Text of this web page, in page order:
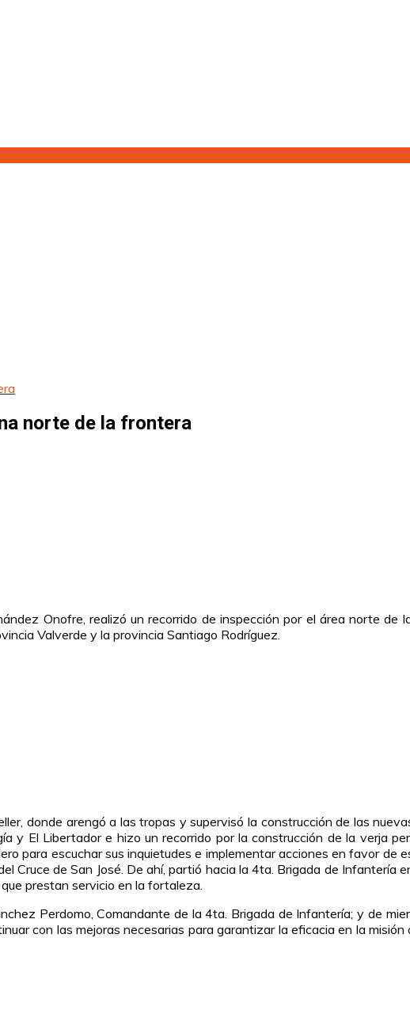
norte de la frontera
Onofre, realizó un recorrido de inspección por el área norte de
Valverde y la provincia Santiago Rodríguez.
donde arengó a las tropas y supervisó la construcción de las
y El Libertador e hizo un recorrido por la construcción de la verja
para escuchar sus inquietudes e implementar acciones en favor de
Cruce de San José. De ahí, partió hacia la 4ta. Brigada de Infantería
prestan servicio en la fortaleza.
Perdomo, Comandante de la 4ta. Brigada de Infantería; y de
con las mejoras necesarias para garantizar la eficacia en la